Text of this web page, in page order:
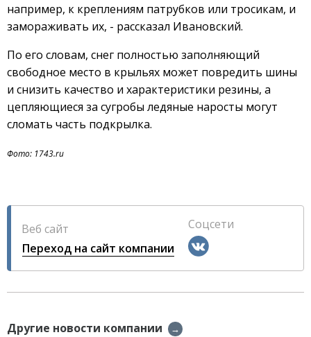
например, к креплениям патрубков или тросикам, и
замораживать их, - рассказал Ивановский.
По его словам, снег полностью заполняющий
свободное место в крыльях может повредить шины
и снизить качество и характеристики резины, а
цепляющиеся за сугробы ледяные наросты могут
сломать часть подкрылка.
Фото: 1743.ru
Веб сайт
Переход на сайт компании
Соцсети
Другие новости компании →